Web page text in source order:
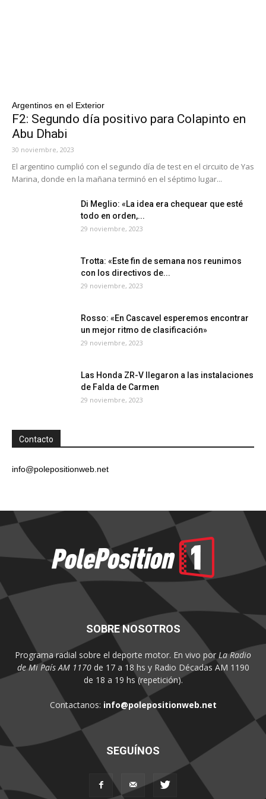
Argentinos en el Exterior
F2: Segundo día positivo para Colapinto en
Abu Dhabi
30 noviembre, 2023
El argentino cumplió con el segundo día de test en el circuito de Yas
Marina, donde en la mañana terminó en el séptimo lugar...
Di Meglio: «La idea era chequear que esté
todo en orden,...
29 noviembre, 2023
Trotta: «Este fin de semana nos reunimos
con los directivos de...
29 noviembre, 2023
Rosso: «En Cascavel esperemos encontrar
un mejor ritmo de clasificación»
29 noviembre, 2023
Las Honda ZR-V llegaron a las instalaciones
de Falda de Carmen
29 noviembre, 2023
Contacto
info@polepositionweb.net
SOBRE NOSOTROS
Programa radial sobre el deporte motor. En vivo por La Radio
de Mi País AM 1170de 17 a 18 hs y Radio Décadas AM 1190
de 18 a 19 hs (repetición).
Contactanos: info@polepositionweb.net
SEGUÍNOS